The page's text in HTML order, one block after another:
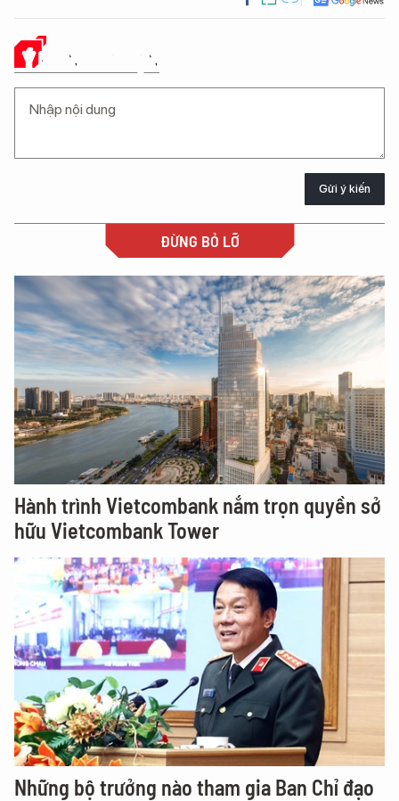
Ý KIẾN CỦA BẠN
Gửi ý kiến
ĐỪNG BỎ LỠ
Hành trình Vietcombank nắm trọn quyền sở
hữu Vietcombank Tower
Những bộ trưởng nào tham gia Ban Chỉ đạo